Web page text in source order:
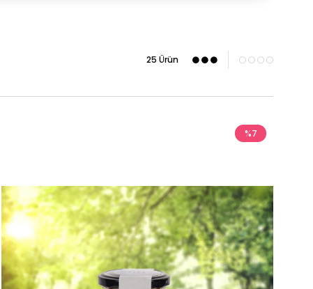
25 Ürün
%7